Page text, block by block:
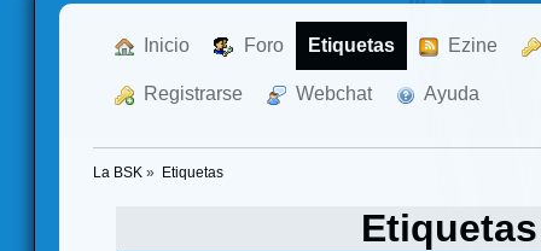
Inicio Foro Etiquetas Ezine
Registrarse Webchat Ayuda
La BSK » Etiquetas